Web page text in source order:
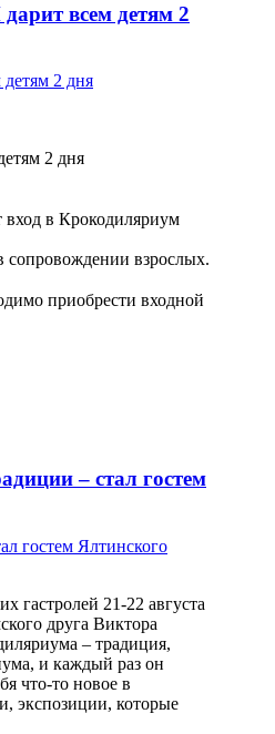
всем детям 2
2 дня
вход в Крокодиляриум
сопровождении взрослых.
приобрести входной
– стал гостем
гастролей 21-22 августа
друга Виктора
– традиция,
и каждый раз он
что-то новое в
экспозиции, которые